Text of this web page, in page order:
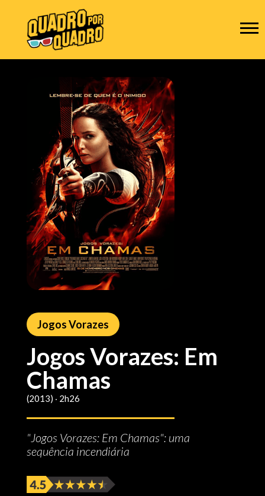
Jogos Vorazes
Jogos Vorazes: Em
Chamas
(2013) ‧ 2h26
"Jogos Vorazes: Em Chamas": uma
sequência incendiária